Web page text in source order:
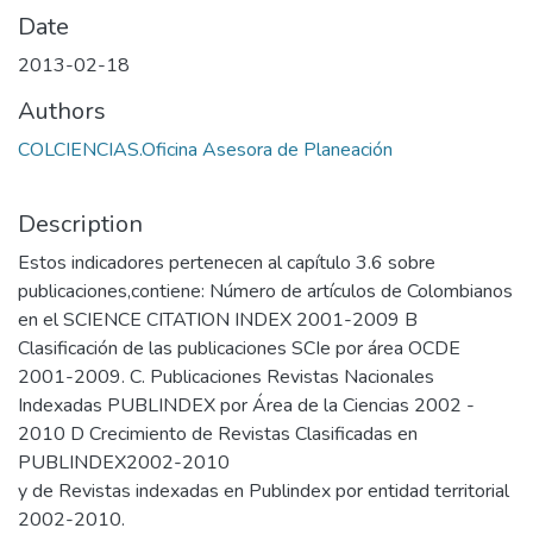
Date
2013-02-18
Authors
COLCIENCIAS.Oficina Asesora de Planeación
Description
Estos indicadores pertenecen al capítulo 3.6 sobre
publicaciones,contiene: Número de artículos de Colombianos
en el SCIENCE CITATION INDEX 2001-2009 B
Clasificación de las publicaciones SCIe por área OCDE
2001-2009. C. Publicaciones Revistas Nacionales
Indexadas PUBLINDEX por Área de la Ciencias 2002 -
2010 D Crecimiento de Revistas Clasificadas en
PUBLINDEX2002-2010
y de Revistas indexadas en Publindex por entidad territorial
2002-2010.